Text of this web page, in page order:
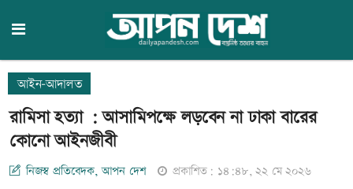
আইন-আদালত
রামিসা হত্যা : আসামিপক্ষে লড়বেন না ঢাকা বারের
কোনো আইনজীবী
নিজস্ব প্রতিবেদক, আপন দেশ প্রকাশিত: ১৪:৪৮, ২২ মে ২০২৬